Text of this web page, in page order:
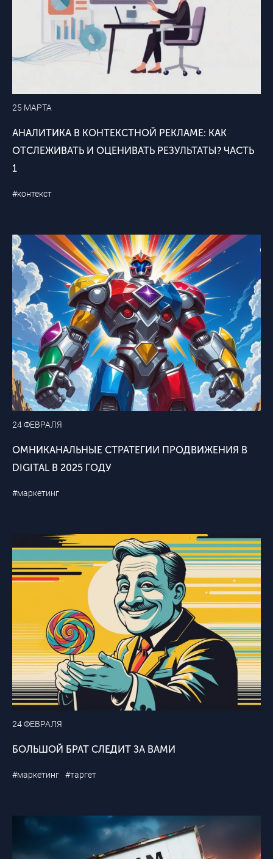
25 МАРТА
АНАЛИТИКА В КОНТЕКСТНОЙ РЕКЛАМЕ: КАК
ОТСЛЕЖИВАТЬ И ОЦЕНИВАТЬ РЕЗУЛЬТАТЫ? ЧАСТЬ
1
#контекст
24 ФЕВРАЛЯ
ОМНИКАНАЛЬНЫЕ СТРАТЕГИИ ПРОДВИЖЕНИЯ В
DIGITAL В 2025 ГОДУ
#маркетинг
24 ФЕВРАЛЯ
БОЛЬШОЙ БРАТ СЛЕДИТ ЗА ВАМИ
#маркетинг #таргет